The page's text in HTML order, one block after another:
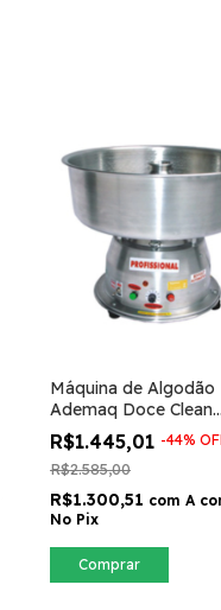
Máquina de Algodão
Ademaq Doce Clean
Profissional
R$1.445,01 -44%
R$2.585,00
R$1.300,51 com A
No Pix
Comprar